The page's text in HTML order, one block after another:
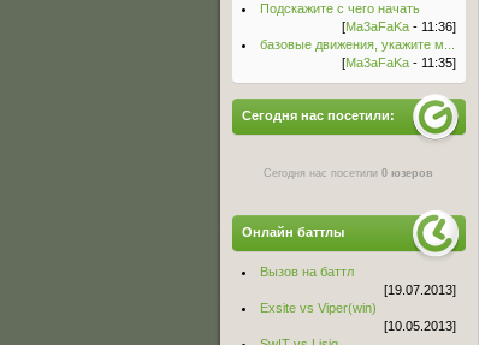
Подскажите с чего начать
[Ma3aFaKa- 11:36]
базовые движения, укажите м...
[Ma3aFaKa- 11:35]
Сегодня нас посетили:
Сегодня нас посетили 0 юзеров
Онлайн баттлы
Вызов на баттл
[19.07.2013]
Exsite vs Viper(win)
[10.05.2013]